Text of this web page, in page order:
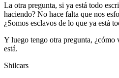
La otra pregunta, si ya está todo
haciendo? No hace falta que nos
¿Somos esclavos de lo que ya está
Y luego tengo otra pregunta, ¿cómo
está.
Shilcars